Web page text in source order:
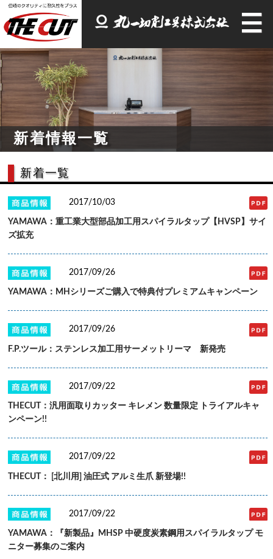
新着情報一覧
新着一覧
2017/10/03
YAMAWA：重工業大型部品加工用スパイラルタップ【HVSP】サイ
ズ拡充
2017/09/26
YAMAWA：MHシリーズご購入で特典付プレミアムキャンペーン
2017/09/26
F.P.ツール：ステンレス加工用サーメットリーマ 新発売
2017/09/22
THECUT：汎用面取りカッター キレメン 数量限定 トライアルキャ
ンペーン!!
2017/09/22
THECUT： [北川用] 油圧式 アルミ生爪 新登場!!
2017/09/22
YAMAWA：『新製品』MHSP 中硬度炭素鋼用スパイラルタップ モ
ニター募集のご案内